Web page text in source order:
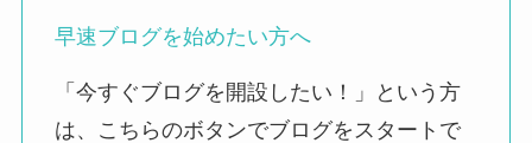
早速ブログを始めたい方へ
「今すぐブログを開設したい！」という方
は、こちらのボタンでブログをスタートで